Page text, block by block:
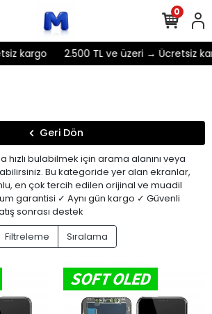
kargo 2.500 TL ve üzeri → Ücretsiz
0
Geri Dön
hızlı bulabilmek için arama alanını veya
Bu kategoride yer alan ekranlar,
en çok tercih edilen orijinal ve muadil
garantisi ✓ Aynı gün kargo ✓ Güvenli
sonrası destek
Filtreleme
Sıralama